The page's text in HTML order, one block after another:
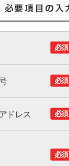
必須
必須
必須
ドレス
必須